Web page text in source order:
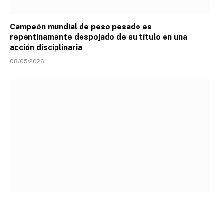
Campeón mundial de peso pesado es
repentinamente despojado de su título en una
acción disciplinaria
08/05/2026